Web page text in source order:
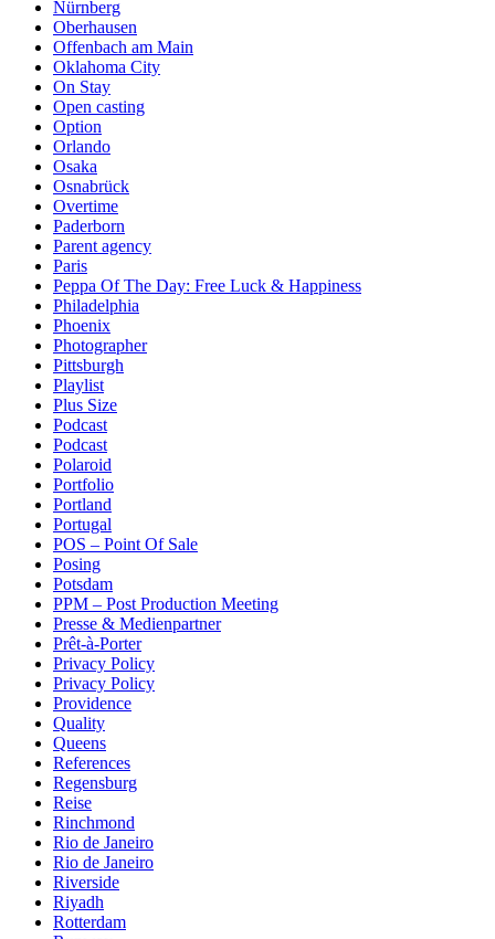
Nürnberg
Oberhausen
Offenbach am Main
Oklahoma City
On Stay
Open casting
Option
Orlando
Osaka
Osnabrück
Overtime
Paderborn
Parent agency
Paris
Peppa Of The Day: Free Luck & Happiness
Philadelphia
Phoenix
Photographer
Pittsburgh
Playlist
Plus Size
Podcast
Podcast
Polaroid
Portfolio
Portland
Portugal
POS – Point Of Sale
Posing
Potsdam
PPM – Post Production Meeting
Presse & Medienpartner
Prêt-à-Porter
Privacy Policy
Privacy Policy
Providence
Quality
Queens
References
Regensburg
Reise
Rinchmond
Rio de Janeiro
Rio de Janeiro
Riverside
Riyadh
Rotterdam